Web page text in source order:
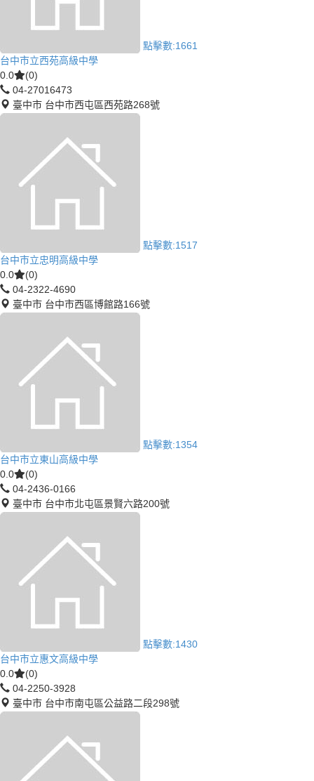
點擊數:1661
台中市立西苑高級中學
0.0
(0)
04-27016473
臺中市 台中市西屯區西苑路268號
點擊數:1517
台中市立忠明高級中學
0.0
(0)
04-2322-4690
臺中市 台中市西區博館路166號
點擊數:1354
台中市立東山高級中學
0.0
(0)
04-2436-0166
臺中市 台中市北屯區景賢六路200號
點擊數:1430
台中市立惠文高級中學
0.0
(0)
04-2250-3928
臺中市 台中市南屯區公益路二段298號